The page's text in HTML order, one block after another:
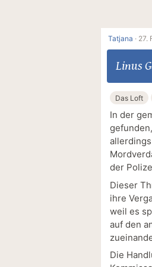
Tatjana · 27.
Linus
Das Loft
In der
der
Dieser
ihre
weil es
auf den
Die